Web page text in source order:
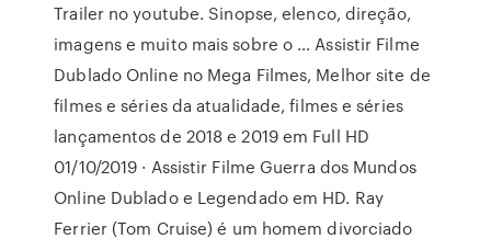
Trailer no youtube. Sinopse, elenco, direção,
imagens e muito mais sobre o … Assistir Filme
Dublado Online no Mega Filmes, Melhor site de
filmes e séries da atualidade, filmes e séries
lançamentos de 2018 e 2019 em Full HD
01/10/2019 · Assistir Filme Guerra dos Mundos
Online Dublado e Legendado em HD. Ray
Ferrier (Tom Cruise) é um homem divorciado